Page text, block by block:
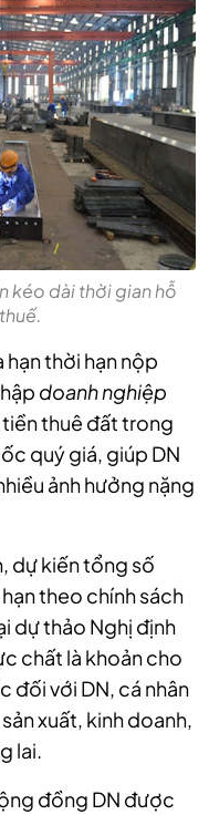
kéo dài thời gian hỗ
hạn thời hạn nộp
doanh nghiệp
tiền thuê đất trong
quý giá, giúp DN
ảnh hưởng nặng
dự kiến tổng số
theo chính sách
dự thảo Nghị định
chất là khoản cho
đối với DN, cá nhân
xuất, kinh doanh,
lai.
đồng DN được